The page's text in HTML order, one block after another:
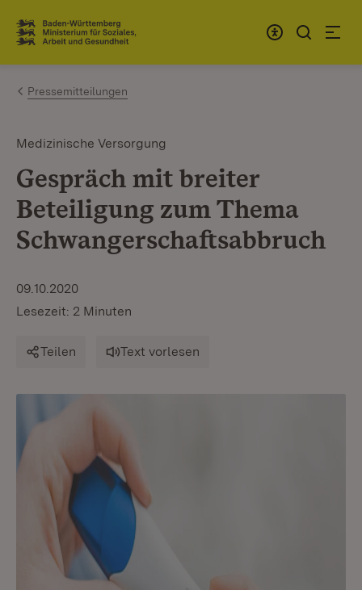
Zum Inhalt springen
Link zur Startseite
Pressemitteilungen
Medizinische Versorgung
Gespräch mit breiter
Beteiligung zum Thema
Schwangerschaftsabbruch
09.10.2020
Lesezeit: 2 Minuten
Teilen Text vorlesen